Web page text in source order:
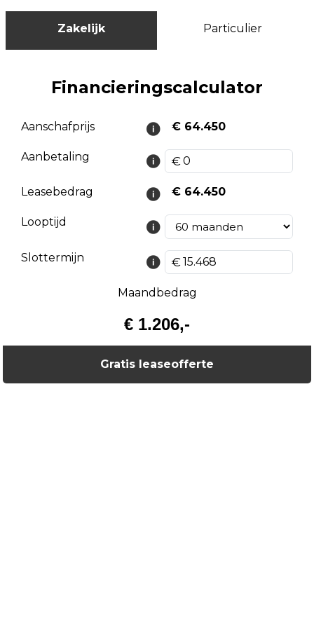
Zakelijk Particulier
Financieringscalculator
Aanschafprijs € 64.450
Aanbetaling
Leasebedrag € 64.450
Looptijd
Slottermijn
Maandbedrag
€ 1.206,-
Gratis leaseofferte